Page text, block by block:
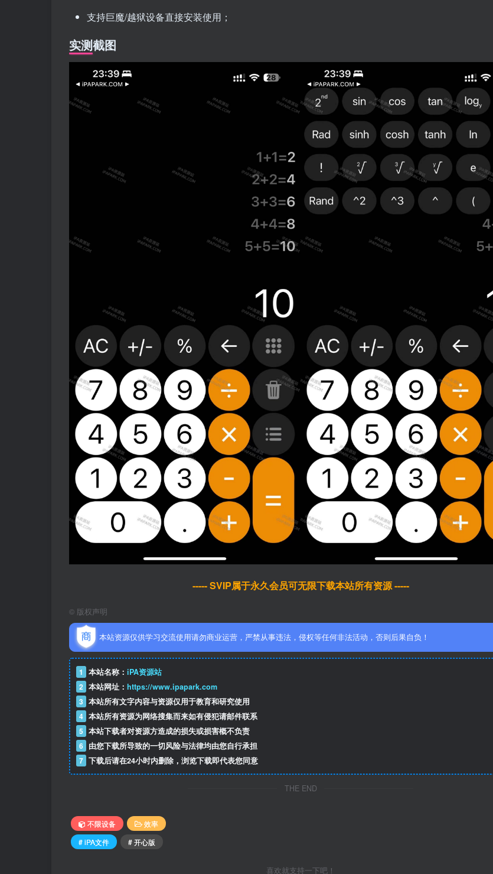
支持巨魔/越狱设备直接安装使用；
实测截图
----- SVIP属于永久会员可无限下载本站所有资源 -----
© 版权声明
本站资源仅供学习交流使用请勿商业运营，严禁从事违法，侵权等任何非法活动，否则后果自负！
1 本站名称： iPA资源站
2 本站网址： https://www.ipapark.com
3 本站所有文字内容与资源仅用于教育和研究使用
4 本站所有资源为网络搜集而来如有侵犯请邮件联系
5 本站下载者对资源方造成的损失或损害概不负责
6 由您下载所导致的一切风险与法律均由您自行承担
7 下载后请在24小时内删除，浏览下载即代表您同意
THE END
不限设备
效率
# iPA文件
# 开心版
喜欢就支持一下吧！